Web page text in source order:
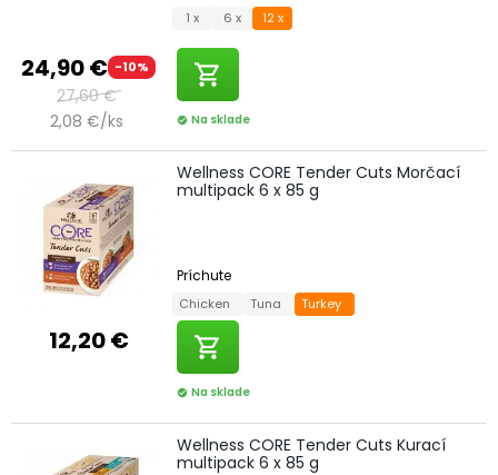
24,90 € -10%
27,60 €
2,08 €/ks
1 x 6 x 12 x
shopping_cart
check_circle Na sklade
12,20 €
Wellness CORE Tender Cuts Morčací
multipack 6 x 85 g
Príchute
Chicken Tuna Turkey
shopping_cart
check_circle Na sklade
Wellness CORE Tender Cuts Kurací
multipack 6 x 85 g